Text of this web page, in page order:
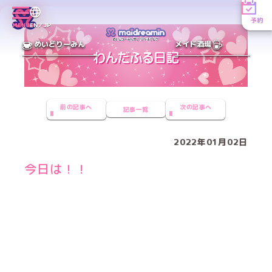
MENUEN／JP
予約
めいどりーみん メイド酒場
前の記事へ 記事一覧 次の記事へ
2022年01月02日
今日は！！